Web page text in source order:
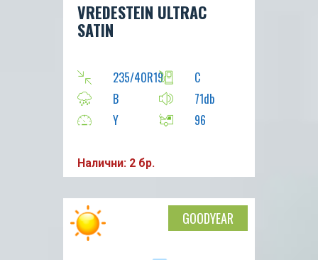
VREDESTEIN ULTRAC
SATIN
235/40R19
C
B
71db
Y
96
Налични: 2 бр.
GOODYEAR